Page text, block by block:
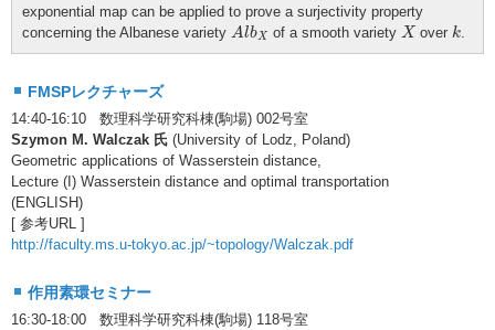
exponential map can be applied to prove a surjectivity property
concerning the Albanese variety Alb X
Ab of a smooth variety X
X over k
k
FMSPレクチャーズ
14:40-16:10 数理科学研究科棟(駒場) 002号室
Szymon M. Walczak 氏 (University of Lodz, Poland)
Geometric applications of Wasserstein distance,
Lecture (I) Wasserstein distance and optimal transportation
(ENGLISH)
[ 参考URL ]
http://faculty.ms.u-tokyo.ac.jp/~topology/Walczak.pdf
作用素環セミナー
16:30-18:00 数理科学研究科棟(駒場) 118号室